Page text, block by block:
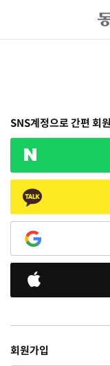
SNS계정으로 간편 회
회원가입